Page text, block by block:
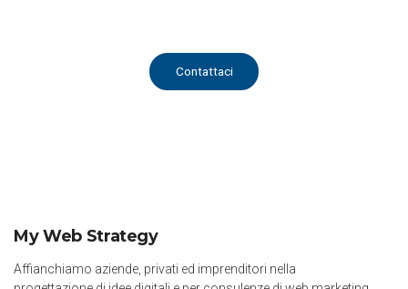
Contattaci
My Web Strategy
Affianchiamo aziende, privati ed imprenditori nella